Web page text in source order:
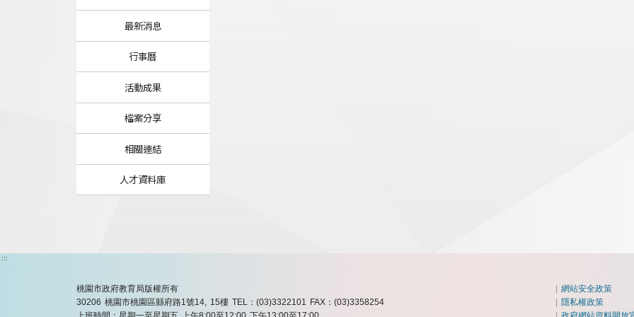
最新消息
行事曆
活動成果
檔案分享
相關連結
人才資料庫
:::
桃園市政府教育局版權所有
30206 桃園市桃園區縣府路1號14, 15樓 TEL：(03)3322101
FAX：(03)3358254
|網站安全政策
|隱私權政策